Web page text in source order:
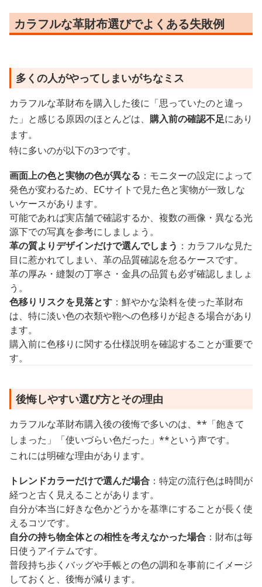
カラフルな革財布選びでよくある失敗例
多くの人がやってしまいがちなミス
カラフルな革財布を購入した後に「思っていたのと違っ
た」と感じる原因のほとんどは、 購入前の確認不足にあり
ます。
特に多いのが以下の3つです。
画面上の色と実物の色が異なる ：モニターの設定によって
発色が変わるため、ECサイトで見た色と実物が一致しな
いケースがあります。
可能であれば実店舗で確認するか、複数の画像・異なる光
源下での写真を参考にしましょう。
革の質よりデザインだけで選んでしまう ：カラフルな見た
目に惹かれてしまい、革の品質確認を怠るケースです。
革の厚み・縫製の丁寧さ・金具の品質も必ず確認しましょ
う。
色移りリスクを見落とす ：鮮やかな染料を使った革財布
は、特に淡い色の衣類や鞄への色移りが起きる場合があり
ます。
購入前に色移りに関する仕様説明を確認することが重要で
す。
後悔しやすい選び方とその理由
カラフルな革財布購入後の後悔で多いのは、**「飽きて
しまった」「使いづらい色だった」**という声です。
これには明確な理由があります。
トレンドカラーだけで選んだ場合 ：特定の流行色は時間が
経つと古く見えることがあります。
自分が本当に好きな色かどうかを基準にすることが長く使
えるコツです。
自分の持ち物全体との相性を考えなかった場合 ：財布は毎
日使うアイテムです。
普段持ち歩くバッグや手帳との色の調和を事前にイメージ
しておくと、後悔が減ります。